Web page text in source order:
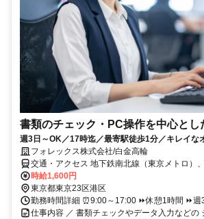
書類のチェック・PC操作を中心とし
週3日～OK／17時迄／最寄駅徒歩1分／キレイな
フォレックス株式会社/白金高輪
交通・アクセス 地下鉄南北線（東京メトロ）
金高輪駅 4番出口
時給1,600円
東京都東京23区港区
勤務時間詳細 ⏰9:00～17:00 ⏩休憩1時間 ⏩
仕事内容 ／ 書類チェックやデータ入力などの